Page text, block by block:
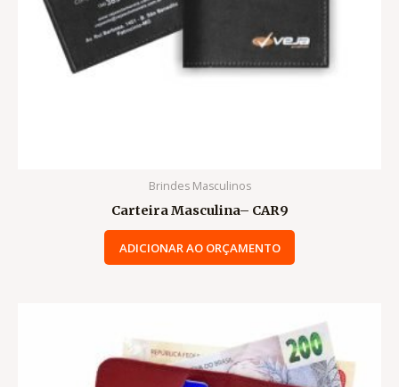
Brindes Masculinos
Carteira Masculina– CAR9
ADICIONAR AO ORÇAMENTO